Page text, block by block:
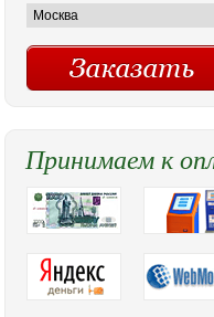
Принимаем к